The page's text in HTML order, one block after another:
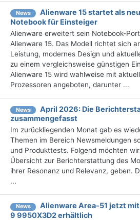
News
Alienware 15 startet als
Notebook für Einsteiger
Alienware erweitert sein Notebook-
Alienware 15. Das Modell richtet sich
Leistung, modernes Design und
zu einem vergleichsweise günstigen
Alienware 15 wird wahlweise mit
Prozessoren angeboten, darunter ...
News
April 2026: Die
zusammengefasst
Im zurückliegenden Monat gab es
Themen im Bereich Newsmeldungen
und Produkttests. Folgend möchten
Übersicht zur Berichterstattung des
ihrer Resonanz und Relevanz, geben.
...
News
Alienware Area-51 jetzt mit
9 9950X3D2 erhältlich